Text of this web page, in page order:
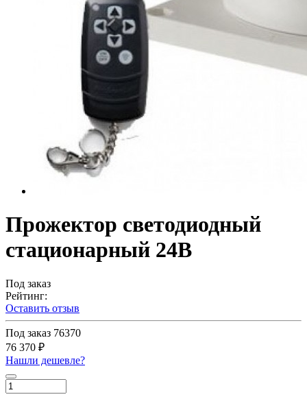
Прожектор светодиодный
стационарный 24В
Под заказ
Рейтинг:
Оставить отзыв
Под заказ 76370
76 370 ₽
Нашли дешевле?